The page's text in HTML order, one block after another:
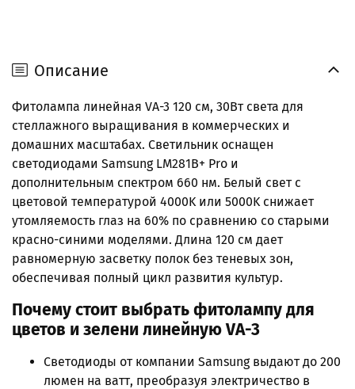
Описание
Фитолампа линейная VA-3 120 см, 30Вт света для
стеллажного выращивания в коммерческих и
домашних масштабах. Светильник оснащен
светодиодами Samsung LM281B+ Pro и
дополнительным спектром 660 нм. Белый свет с
цветовой температурой 4000K или 5000K снижает
утомляемость глаз на 60% по сравнению со старыми
красно-синими моделями. Длина 120 см дает
равномерную засветку полок без теневых зон,
обеспечивая полный цикл развития культур.
Почему стоит выбрать фитолампу для
цветов и зелени линейную VA-3
Светодиоды от компании Samsung выдают до 200
люмен на ватт, преобразуя электричество в